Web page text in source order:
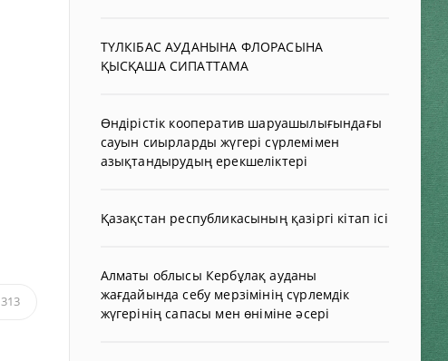
313
ТҮЛКІБАС АУДАНЫНА ФЛОРАСЫНА
ҚЫСҚАША СИПАТТАМА
Өндірістік кооператив шаруашылығындағы
сауын сиырларды жүгері сүрлемімен
азықтандырудың ерекшеліктері
Қазақстан республикасының қазіргі кітап ісі
Алматы облысы Кербұлақ ауданы
жағдайында себу мерзімінің сүрлемдік
жүгерінің сапасы мен өніміне әсері